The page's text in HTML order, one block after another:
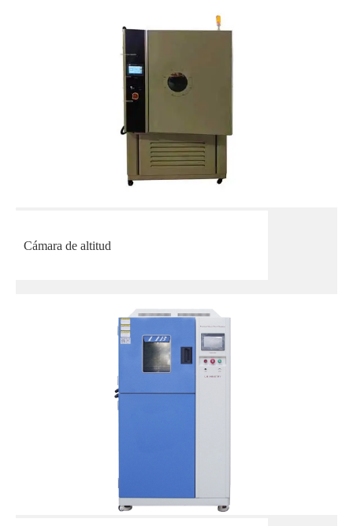
Cámara de altitud